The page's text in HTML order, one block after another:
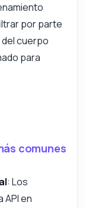
por parte
cuerpo
para
comunes
: Los
en